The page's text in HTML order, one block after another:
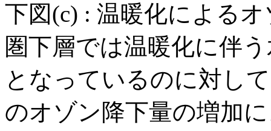
下図(c) : 温暖化による
圏下層では温暖化に伴
となっているのに対し
のオゾン降下量の増加